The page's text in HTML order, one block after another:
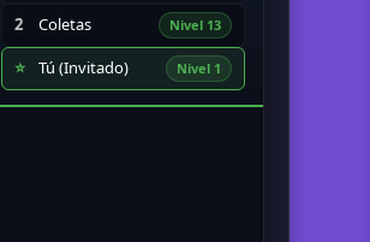
2 Coletas Nivel 13
⭐ Tú (Invitado) Nivel 1